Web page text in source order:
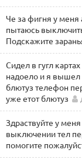
Че за фигня у меня
пытаюсь
Подскажите
Сидел в гугл
надоело и я
блютуз телефон
уже етот блютуз
Здраствуйте у
выключении тел
помогите